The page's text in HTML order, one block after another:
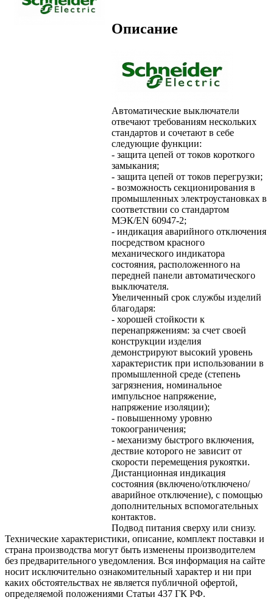
Описание
Автоматические выключатели
отвечают требованиям нескольких
стандартов и сочетают в себе
следующие функции:
- защита цепей от токов короткого
замыкания;
- защита цепей от токов перегрузки;
- возможность секционирования в
промышленных электроустановках в
соответствии со стандартом
МЭК/EN 60947-2;
- индикация аварийного отключения
посредством красного
механического индикатора
состояния, расположенного на
передней панели автоматического
выключателя.
Увеличенный срок службы изделий
благодаря:
- хорошей стойкости к
перенапряжениям: за счет своей
конструкции изделия
демонстрируют высокий уровень
характеристик при использовании в
промышленной среде (степень
загрязнения, номинальное
импульсное напряжение,
напряжение изоляции);
- повышенному уровню
токоограничения;
- механизму быстрого включения,
дествие которого не зависит от
скорости перемещения рукоятки.
Дистанционная индикация
состояния (включено/отключено/
аварийное отключение), с помощью
дополнительных вспомогательных
контактов.
Подвод питания сверху или снизу.
Технические характеристики, описание, комплект поставки и
страна производства могут быть изменены производителем
без предварительного уведомления. Вся информация на сайте
носит исключительно ознакомительный характер и ни при
каких обстоятельствах не является публичной офертой,
определяемой положениями Статьи 437 ГК РФ.